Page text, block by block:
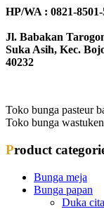
HP/WA : 0821-
Jl. Babakan
Suka Asih, Kec.
40232
Toko bunga pasteur
Toko bunga
Product
Bunga meja
Bunga papan
Duka cita